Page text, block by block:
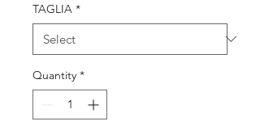
TAGLIA *
Quantity *